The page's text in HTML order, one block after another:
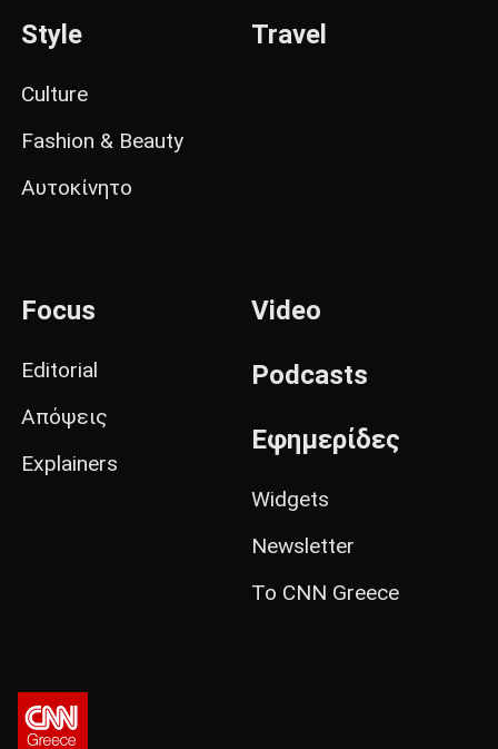
Style
Culture
Fashion & Beauty
Αυτοκίνητο
Travel
Focus
Editorial
Απόψεις
Explainers
Video
Podcasts
Εφημερίδες
Widgets
Newsletter
Το CNN Greece